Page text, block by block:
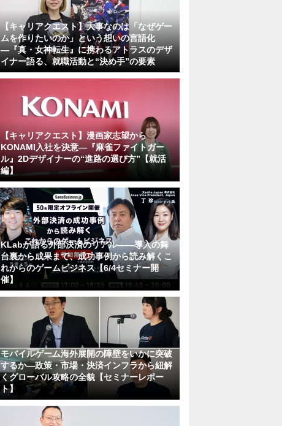
【キャリアクエスト】大事なのは「なぜゲー
ムを作りたいのか」という想いの言語化
―『真・女神転生』に携わるアトラスのデザ
イナー語る、就職活動と“決め手”の要素
【キャリアクエスト】漫画家志望から
KONAMI入社を決意―『麻雀ファイトガー
ル』2Dデザイナーの“進路の選び方”【就活
編】
KLabが語る外部決済のリアル――導入の舞
台裏から成果まで、成功事例から読み解くこ
れからのゲームビジネス【6/4セミナー開
催】
モバイルゲーム海外展開の障壁をいかに突破
するか―政策・市場・決済インフラから紐解
くグローバル攻略の全貌【セミナーレポー
ト】